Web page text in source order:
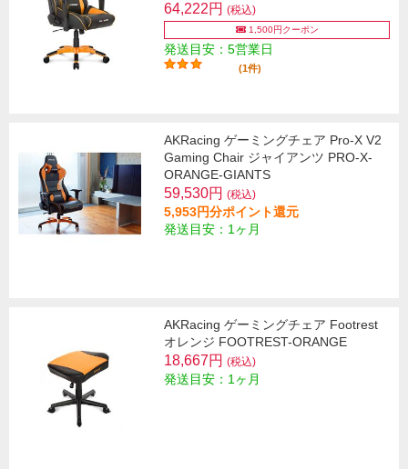
64,222円 (税込)
1,500円クーポン
発送目安：5営業日
(1件)
AKRacing ゲーミングチェア Pro-X V2
Gaming Chair ジャイアンツ PRO-X-
ORANGE-GIANTS
59,530円 (税込)
5,953円分ポイント還元
発送目安：1ヶ月
AKRacing ゲーミングチェア Footrest
オレンジ FOOTREST-ORANGE
18,667円 (税込)
発送目安：1ヶ月